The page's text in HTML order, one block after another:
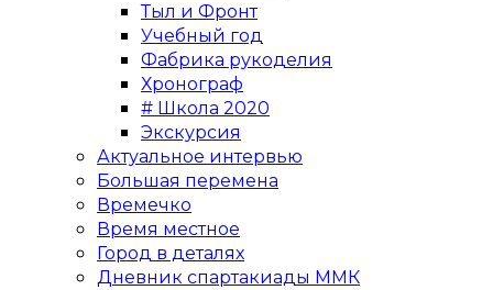
Тыл и Фронт
Учебный год
Фабрика рукоделия
Хронограф
# Школа 2020
Экскурсия
Актуальное интервью
Большая перемена
Времечко
Время местное
Город в деталях
Дневник спартакиады ММК